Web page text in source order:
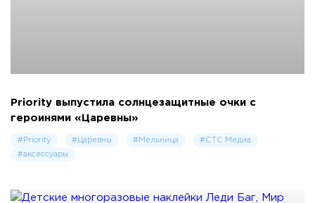
Priority выпустила солнцезащитные очки с
героинями «Царевны»
#Priority #Царевны #Мельница
#СТС Медиа
#аксессуары